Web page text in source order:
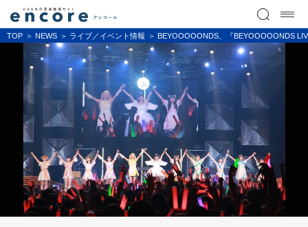
TOP NEWS ライブ／イベント情報 BEYOOOOONDS、『BEYOOOOONDS